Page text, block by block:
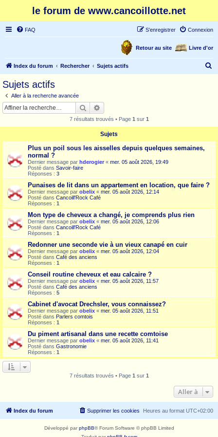
le forum de www.cancoillotte.net
FAQ Connexion
S’enregistrer
Livre d'or
Retour au site
Index du forum Rechercher Sujets actifs
Sujets actifs
Aller à la recherche avancée
Rechercher
7 résultats trouvés • Page 1 sur 1
Sujets
Plus un poil sous les aisselles depuis quelques semaines,
normal ?
Dernier message par hderogier « mer. 05 août 2026, 19:49
Posté dans Savoir-faire
Réponses : 3
Punaises de lit dans un appartement en location, que faire ?
Dernier message par obelix « mer. 05 août 2026, 12:14
Posté dans Cancoill'Rock Café
Réponses : 1
Mon type de cheveux a changé, je comprends plus rien
Dernier message par obelix « mer. 05 août 2026, 12:06
Posté dans Cancoill'Rock Café
Réponses : 1
Redonner une seconde vie à un vieux canapé en cuir
Dernier message par obelix « mer. 05 août 2026, 12:04
Posté dans Café des anciens
Réponses : 1
Conseil routine cheveux et eau calcaire ?
Dernier message par obelix « mer. 05 août 2026, 11:57
Posté dans Café des anciens
Réponses : 5
Cabinet d'avocat Drechsler, vous connaissez?
Dernier message par obelix « mer. 05 août 2026, 11:51
Posté dans Parlers comtois
Réponses : 1
Du piment artisanal dans une recette comtoise
Dernier message par obelix « mer. 05 août 2026, 11:41
Posté dans Gastronomie
Réponses : 1
7 résultats trouvés • Page 1 sur 1
Aller à
Index du forum Heures au format UTC+02:00
Supprimer les cookies
Développé parphpBB® Forum Software © phpBB Limited